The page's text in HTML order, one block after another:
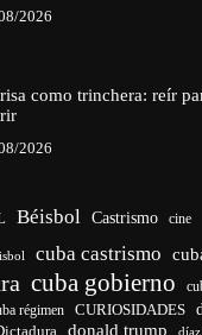
2026
como trinchera: reír
2026
Béisbol Castrismo cine
cuba castrismo
cuba gobierno
régimen CURIOSIDADES
donald trump